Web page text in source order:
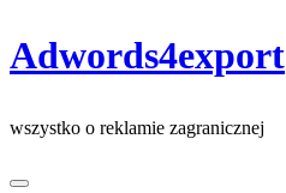
Skip
to
Adwords4export
wszystko o reklamie zagranicznej